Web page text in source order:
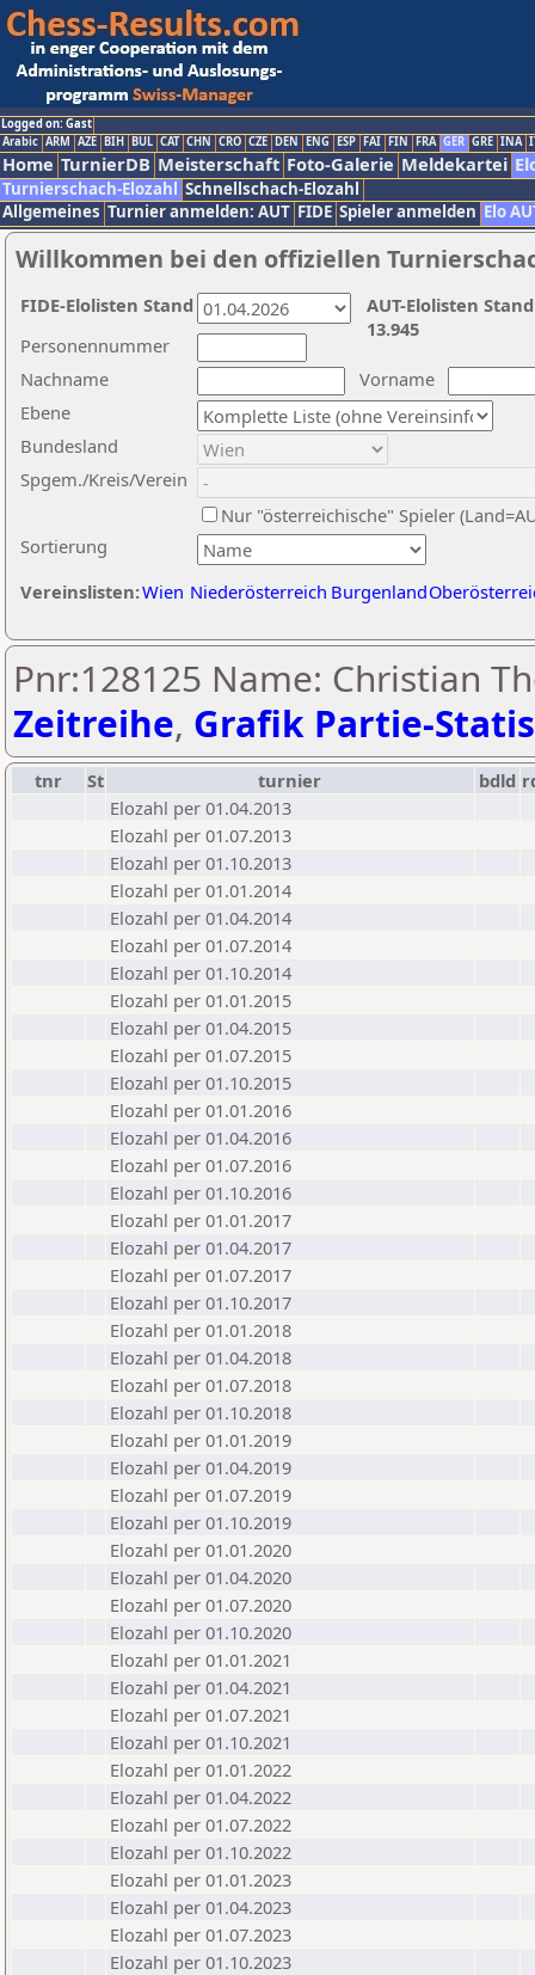
Logged on: Gast
Arabic ARM AZE BIH BUL CAT CHN CRO CZE DEN ENG ESP FAI FIN FRA GER GRE INA
Home TurnierDB Meisterschaft Foto-Galerie Meldekartei
Turnierschach-Elozahl Schnellschach-Elozahl
Allgemeines Turnier anmelden: AUT FIDE Spieler anmelden Elo
Willkommen bei den offiziellen
Nachname
Vorname
Ebene
Sortierung
Personennummer
Bundesland
Spgem./Kreis/Verein
Nur "österreichische" Spieler
Vereinslisten:Wien Niederösterreich Burgenland
AUT-Elolisten
13.945
FIDE-Elolisten Stand
Pnr:128125 Name: Christian
Zeitreihe, Grafik Partie-
tnr St turnier bdld
Elozahl per 01.04.2013
Elozahl per 01.07.2013
Elozahl per 01.10.2013
Elozahl per 01.01.2014
Elozahl per 01.04.2014
Elozahl per 01.07.2014
Elozahl per 01.10.2014
Elozahl per 01.01.2015
Elozahl per 01.04.2015
Elozahl per 01.07.2015
Elozahl per 01.10.2015
Elozahl per 01.01.2016
Elozahl per 01.04.2016
Elozahl per 01.07.2016
Elozahl per 01.10.2016
Elozahl per 01.01.2017
Elozahl per 01.04.2017
Elozahl per 01.07.2017
Elozahl per 01.10.2017
Elozahl per 01.01.2018
Elozahl per 01.04.2018
Elozahl per 01.07.2018
Elozahl per 01.10.2018
Elozahl per 01.01.2019
Elozahl per 01.04.2019
Elozahl per 01.07.2019
Elozahl per 01.10.2019
Elozahl per 01.01.2020
Elozahl per 01.04.2020
Elozahl per 01.07.2020
Elozahl per 01.10.2020
Elozahl per 01.01.2021
Elozahl per 01.04.2021
Elozahl per 01.07.2021
Elozahl per 01.10.2021
Elozahl per 01.01.2022
Elozahl per 01.04.2022
Elozahl per 01.07.2022
Elozahl per 01.10.2022
Elozahl per 01.01.2023
Elozahl per 01.04.2023
Elozahl per 01.07.2023
Elozahl per 01.10.2023